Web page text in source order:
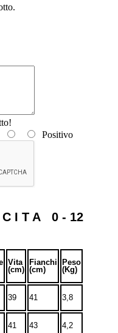
Positivo
I T A 0 - 12
Vita
(cm)
Fianchi
(cm)
Peso
(Kg)
39 41 3,8
41 43 4,2